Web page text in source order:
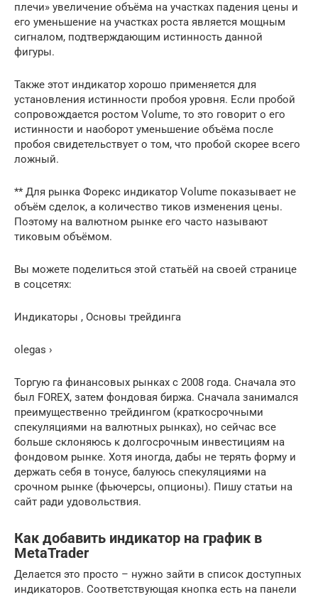
плечи» увеличение объёма на участках падения цены и
его уменьшение на участках роста является мощным
сигналом, подтверждающим истинность данной
фигуры.
Также этот индикатор хорошо применяется для
установления истинности пробоя уровня. Если пробой
сопровождается ростом Volume, то это говорит о его
истинности и наоборот уменьшение объёма после
пробоя свидетельствует о том, что пробой скорее всего
ложный.
** Для рынка Форекс индикатор Volume показывает не
объём сделок, а количество тиков изменения цены.
Поэтому на валютном рынке его часто называют
тиковым объёмом.
Вы можете поделиться этой статьёй на своей странице
в соцсетях:
Индикаторы , Основы трейдинга
olegas ›
Торгую га финансовых рынках с 2008 года. Сначала это
был FOREX, затем фондовая биржа. Сначала занимался
преимущественно трейдингом (краткосрочными
спекуляциями на валютных рынках), но сейчас все
больше склоняюсь к долгосрочным инвестициям на
фондовом рынке. Хотя иногда, дабы не терять форму и
держать себя в тонусе, балуюсь спекуляциями на
срочном рынке (фьючерсы, опционы). Пишу статьи на
сайт ради удовольствия.
Как добавить индикатор на график в
MetaTrader
Делается это просто – нужно зайти в список доступных
индикаторов. Соответствующая кнопка есть на панели